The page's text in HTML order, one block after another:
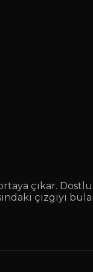
çıkar.
çizgiyi